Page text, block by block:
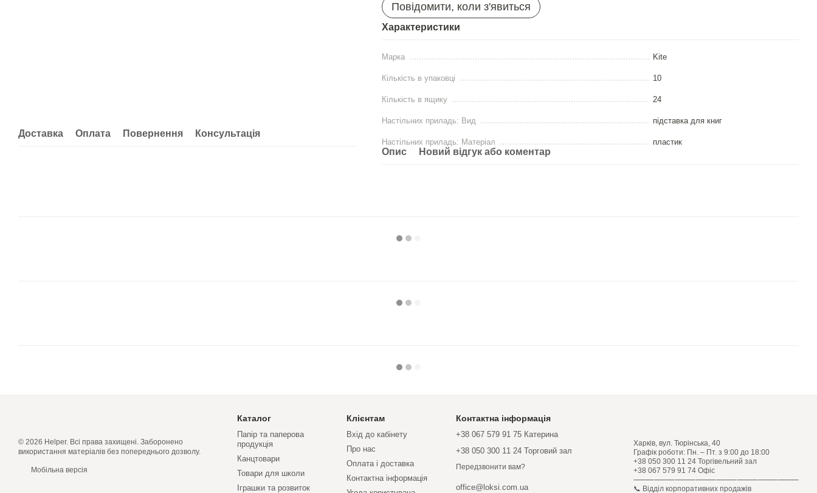
Доставка Оплата Повернення Консультація
Повідомити, коли з'явиться
Характеристики
Марка Kite
Кількість в упаковці 10
Кількість в ящику 24
Настільних приладь: Вид підставка для книг
Настільних приладь: Матеріал пластик
Опис Новий відгук або коментар
© 2026 Helper. Всі права захищені. Заборонено
використання матеріалів без попереднього дозволу.
Мобільна версія
Каталог
Папір та паперова
продукція
Канцтовари
Товари для школи
Іграшки та розвиток
Клієнтам
Вхід до кабінету
Про нас
Оплата і доставка
Контактна інформація
Контактна інформація
+38 067 579 91 75 Катерина
+38 050 300 11 24 Торговий зал
Передзвонити вам?
office@loksi.com.ua
Харків, вул. Тюрінська, 40
Графік роботи: Пн. – Пт. з 9:00 до 18:00
+38 050 300 11 24 Торгівельний зал
+38 067 579 91 74 Офіс
⸻⸻⸻⸻⸻⸻⸻⸻
📞 Відділ корпоративних продажів